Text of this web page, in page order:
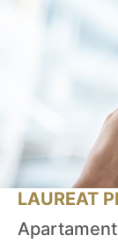
LAUREAT